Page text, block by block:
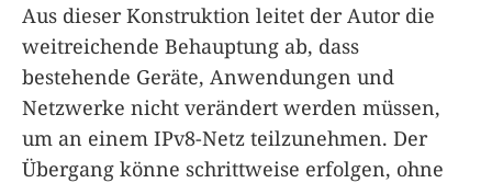
Aus dieser Konstruktion leitet der Autor die
weitreichende Behauptung ab, dass
bestehende Geräte, Anwendungen und
Netzwerke nicht verändert werden müssen,
um an einem IPv8-Netz teilzunehmen. Der
Übergang könne schrittweise erfolgen, ohne